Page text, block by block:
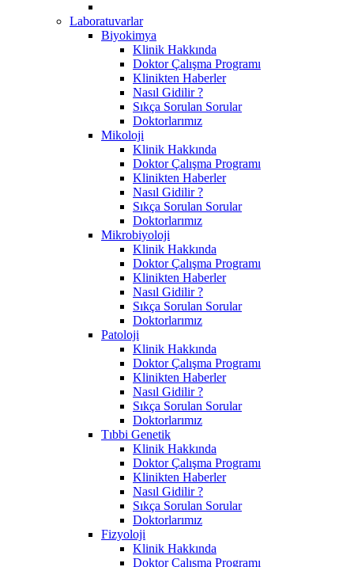
Laboratuvarlar
Biyokimya
Klinik Hakkında
Doktor Çalışma Programı
Klinikten Haberler
Nasıl Gidilir ?
Sıkça Sorulan Sorular
Doktorlarımız
Mikoloji
Klinik Hakkında
Doktor Çalışma Programı
Klinikten Haberler
Nasıl Gidilir ?
Sıkça Sorulan Sorular
Doktorlarımız
Mikrobiyoloji
Klinik Hakkında
Doktor Çalışma Programı
Klinikten Haberler
Nasıl Gidilir ?
Sıkça Sorulan Sorular
Doktorlarımız
Patoloji
Klinik Hakkında
Doktor Çalışma Programı
Klinikten Haberler
Nasıl Gidilir ?
Sıkça Sorulan Sorular
Doktorlarımız
Tıbbi Genetik
Klinik Hakkında
Doktor Çalışma Programı
Klinikten Haberler
Nasıl Gidilir ?
Sıkça Sorulan Sorular
Doktorlarımız
Fizyoloji
Klinik Hakkında
Doktor Çalışma Programı